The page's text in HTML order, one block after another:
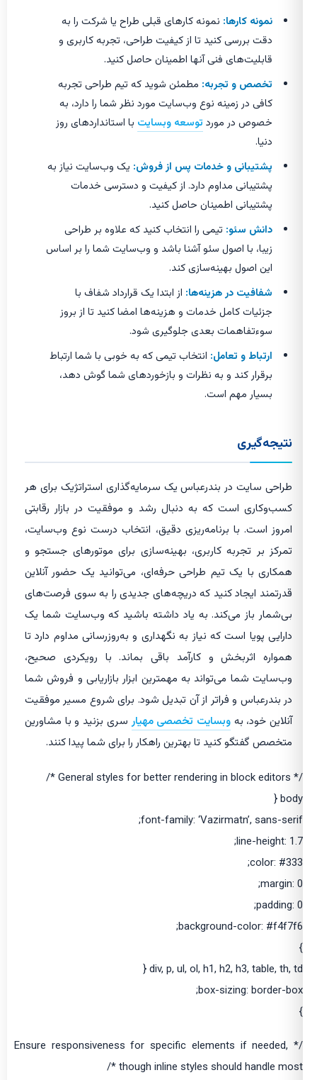
نمونه کارها: نمونه کارهای قبلی طراح یا شرکت را به
دقت بررسی کنید تا از کیفیت طراحی، تجربه کاربری و
قابلیت‌های فنی آنها اطمینان حاصل کنید.
تخصص و تجربه: مطمئن شوید که تیم طراحی تجربه
کافی در زمینه نوع وب‌سایت مورد نظر شما را دارد، به
خصوص در مورد توسعه وبسایت با استانداردهای روز
دنیا.
پشتیبانی و خدمات پس از فروش: یک وب‌سایت نیاز به
پشتیبانی مداوم دارد. از کیفیت و دسترسی خدمات
پشتیبانی اطمینان حاصل کنید.
دانش سئو: تیمی را انتخاب کنید که علاوه بر طراحی
زیبا، با اصول سئو آشنا باشد و وب‌سایت شما را بر اساس
این اصول بهینه‌سازی کند.
شفافیت در هزینه‌ها: از ابتدا یک قرارداد شفاف با
جزئیات کامل خدمات و هزینه‌ها امضا کنید تا از بروز
سوءتفاهمات بعدی جلوگیری شود.
ارتباط و تعامل: انتخاب تیمی که به خوبی با شما ارتباط
برقرار کند و به نظرات و بازخوردهای شما گوش دهد،
بسیار مهم است.
نتیجه‌گیری
طراحی سایت در بندرعباس یک سرمایه‌گذاری استراتژیک برای هر
کسب‌وکاری است که به دنبال رشد و موفقیت در بازار رقابتی
امروز است. با برنامه‌ریزی دقیق، انتخاب درست نوع وب‌سایت،
تمرکز بر تجربه کاربری، بهینه‌سازی برای موتورهای جستجو و
همکاری با یک تیم طراحی حرفه‌ای، می‌توانید یک حضور آنلاین
قدرتمند ایجاد کنید که دریچه‌های جدیدی را به سوی فرصت‌های
بی‌شمار باز می‌کند. به یاد داشته باشید که وب‌سایت شما یک
دارایی پویا است که نیاز به نگهداری و به‌روزرسانی مداوم دارد تا
همواره اثربخش و کارآمد باقی بماند. با رویکردی صحیح،
وب‌سایت شما می‌تواند به مهمترین ابزار بازاریابی و فروش شما
در بندرعباس و فراتر از آن تبدیل شود. برای شروع مسیر موفقیت
آنلاین خود، بهوبسایت تخصصی مهیارسری بزنید و با مشاورین
متخصص گفتگو کنید تا بهترین راهکار را برای شما پیدا کنند.
/* General styles for better rendering in block editors */
body {
font-family: ‘Vazirmatn’, sans-serif;
line-height: 1.7;
color: #333;
margin: 0;
padding: 0;
background-color: #f4f7f6;
}
div, p, ul, ol, h1, h2, h3, table, th, td {
box-sizing: border-box;
}
/* Ensure responsiveness for specific elements if needed,
though inline styles should handle most */